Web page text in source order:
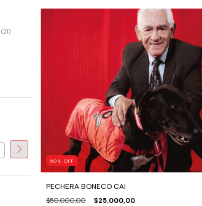
(21)
50 % OFF
PECHERA BONECO CAI
$50.000,00 $25.000,00